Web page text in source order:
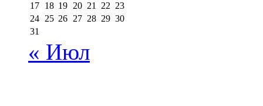
17 18 19 20 21 22 23
24 25 26 27 28 29 30
31
« Июл